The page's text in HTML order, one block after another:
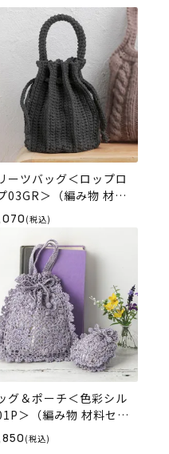
ーツバッグ＜ロップロ
03GR＞（編み物 材料
ト）(税込)
グ＆ポーチ＜色彩シル
＞（編み物 材料セッ
(税込)